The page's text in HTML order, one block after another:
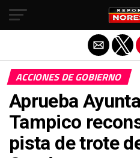
ACCIONES DE GOBIERNO
Aprueba
Tampico
pista de trote
Salir de la